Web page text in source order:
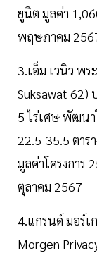
ยูนิต มูลค่า
พฤษภาคม
3.เอ็ม เวนิว พ
Suksawat
5 ไร่เศษ พัฒน
22.5-35.5 ตาร
มูลค่าโครงการ
ตุลาคม 2567
4.แกรนด์ มอร์เ
Morgen